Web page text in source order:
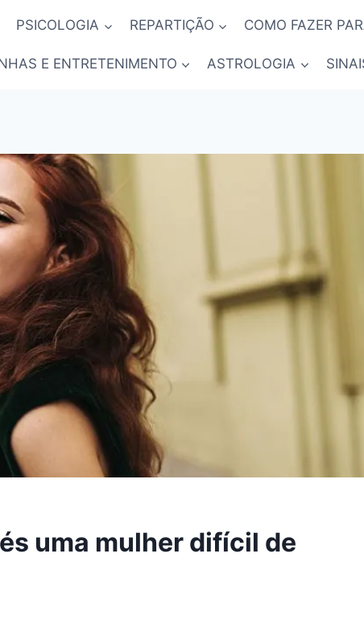
PSICOLOGIA REPARTIÇÃO COMO FAZER
E ENTRETENIMENTO ASTROLOGIA
uma mulher difícil de